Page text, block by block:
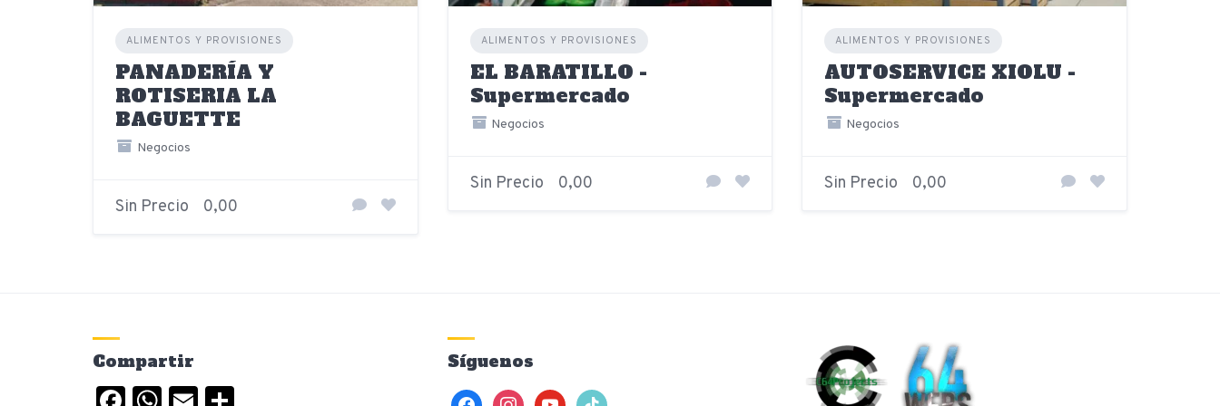
ALIMENTOS Y PROVISIONES
PANADERÍA Y
ROTISERIA LA
BAGUETTE
Negocios
Sin Precio 0,00
ALIMENTOS Y PROVISIONES
EL BARATILLO -
Supermercado
Negocios
Sin Precio 0,00
ALIMENTOS Y PROVISIONES
AUTOSERVICE XIOLU -
Supermercado
Negocios
Sin Precio 0,00
Compartir Síguenos
facebookinstagramyoutubetiktok